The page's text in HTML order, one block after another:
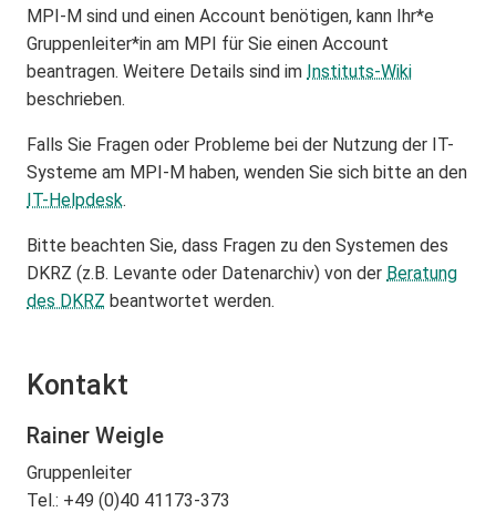
MPI-M sind und einen Account benötigen, kann Ihr*e
Gruppenleiter*in am MPI für Sie einen Account
beantragen. Weitere Details sind im Instituts-Wiki
beschrieben.
Falls Sie Fragen oder Probleme bei der Nutzung der IT-
Systeme am MPI-M haben, wenden Sie sich bitte an den
IT-Helpdesk.
Bitte beachten Sie, dass Fragen zu den Systemen des
DKRZ (z.B. Levante oder Datenarchiv) von der Beratung
des DKRZ beantwortet werden.
Kontakt
Rainer Weigle
Gruppenleiter
Tel.: +49 (0)40 41173-373